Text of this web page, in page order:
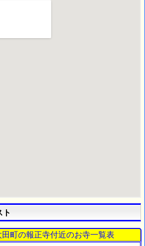
ト
町の報正寺付近のお寺一覧表